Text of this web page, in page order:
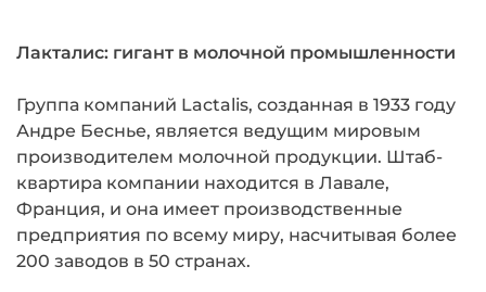
Лакталис: гигант в молочной промышленности
Группа компаний Lactalis, созданная в 1933 году
Андре Беснье, является ведущим мировым
производителем молочной продукции. Штаб-
квартира компании находится в Лавале,
Франция, и она имеет производственные
предприятия по всему миру, насчитывая более
200 заводов в 50 странах.